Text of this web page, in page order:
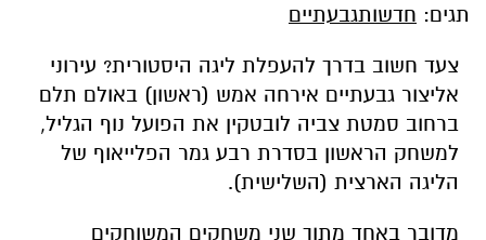
ברחוב סמטת צביה לובטקין את הפועל נוף הגליל,
הליגה הארצית (השלישית).
מדובר באחד מתוך שני משחקים המשוחקים
בשיטת בית-חוץ, כאשר המעפילה היא הקבוצה
שסך הנקודות שלה בסיכום שני המשחקים הוא